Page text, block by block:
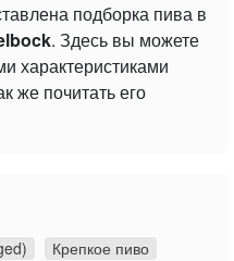
подборка пива в
. Здесь вы можете
характеристиками
же почитать его
Крепкое пиво